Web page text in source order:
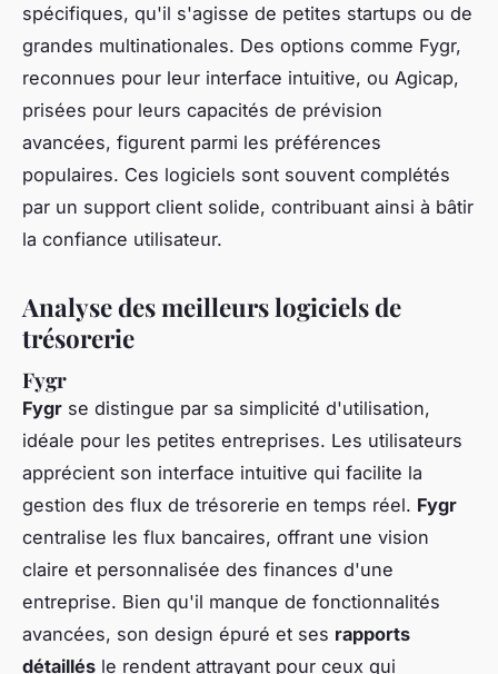
spécifiques, qu'il s'agisse de petites startups ou de
grandes multinationales. Des options comme Fygr,
reconnues pour leur interface intuitive, ou Agicap,
prisées pour leurs capacités de prévision
avancées, figurent parmi les préférences
populaires. Ces logiciels sont souvent complétés
par un support client solide, contribuant ainsi à bâtir
la confiance utilisateur.
Analyse des meilleurs logiciels de
trésorerie
Fygr
Fygr se distingue par sa simplicité d'utilisation,
idéale pour les petites entreprises. Les utilisateurs
apprécient son interface intuitive qui facilite la
gestion des flux de trésorerie en temps réel. Fygr
centralise les flux bancaires, offrant une vision
claire et personnalisée des finances d'une
entreprise. Bien qu'il manque de fonctionnalités
avancées, son design épuré et ses rapports
détaillés le rendent attrayant pour ceux qui